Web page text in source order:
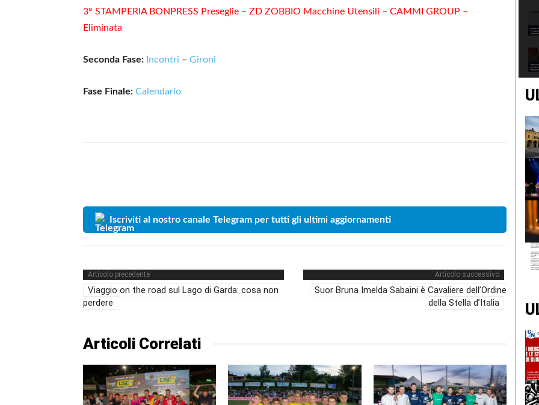
3° STAMPERIA BONPRESS Preseglie – ZD ZOBBIO Macchine Utensili – CAMMI GROUP –
Eliminata
Seconda Fase: Incontri – Gironi
Fase Finale: Calendario
Iscriviti al nostro canale Telegram per tutti gli ultimi aggiornamenti
Articolo precedente
Viaggio on the road sul Lago di Garda: cosa non
perdere
Articolo successivo
Suor Bruna Imelda Sabaini è Cavaliere dell’Ordine
della Stella d’Italia
Articoli Correlati